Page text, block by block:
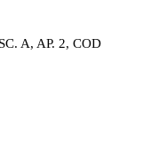
A, AP. 2, COD